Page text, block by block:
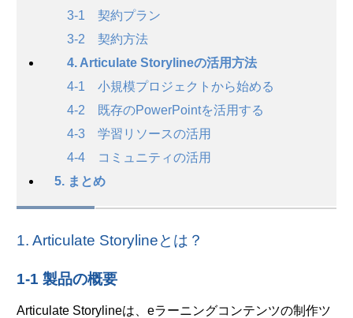
3-1 契約プラン
3-2 契約方法
4. Articulate Storylineの活用方法
4-1 小規模プロジェクトから始める
4-2 既存のPowerPointを活用する
4-3 学習リソースの活用
4-4 コミュニティの活用
5. まとめ
1. Articulate Storylineとは？
1-1 製品の概要
Articulate Storylineは、eラーニングコンテンツの制作ツ